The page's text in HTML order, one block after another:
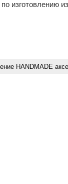
изготовлению
HANDMADE